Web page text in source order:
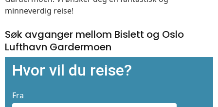
minneverdig reise!
Søk avganger mellom Bislett og Oslo
Lufthavn Gardermoen
Hvor vil du reise?
Fra